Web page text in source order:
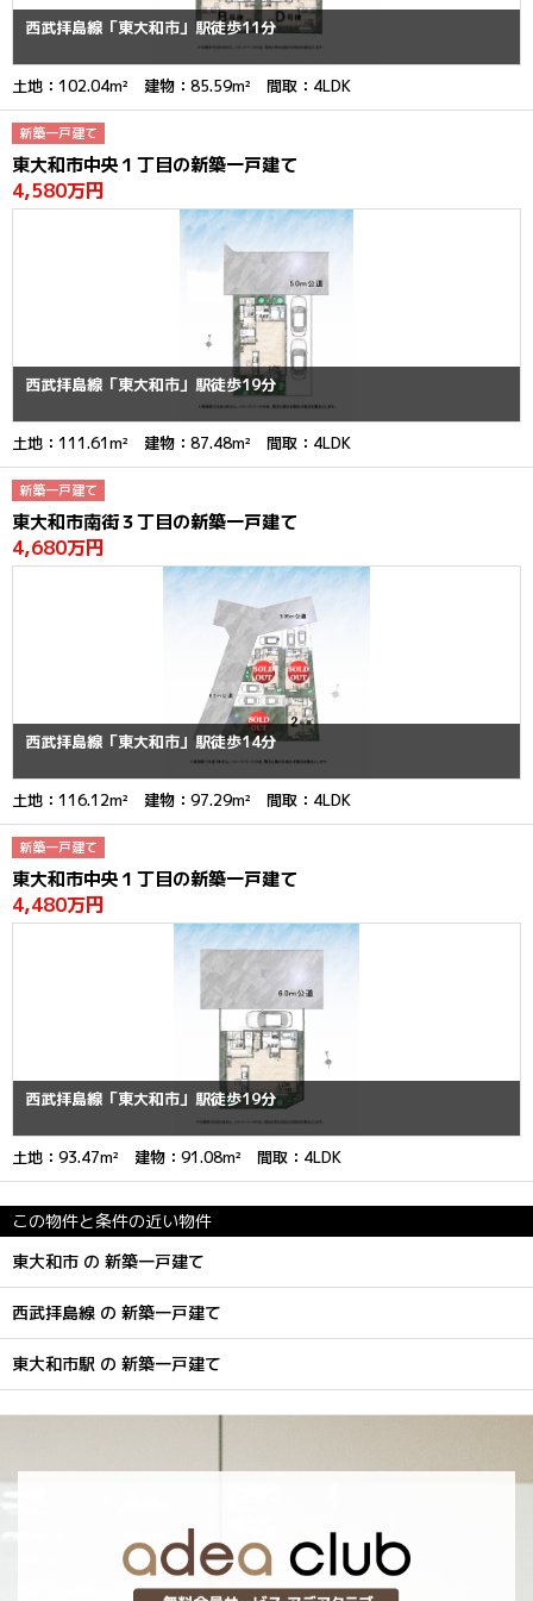
西武拝島線「東大和市」駅徒歩11分
土地：102.04m² 建物：85.59m² 間取：4LDK
新築一戸建て
東大和市中央１丁目の新築一戸建て
4,580万円
西武拝島線「東大和市」駅徒歩19分
土地：111.61m² 建物：87.48m² 間取：4LDK
新築一戸建て
東大和市南街３丁目の新築一戸建て
4,680万円
西武拝島線「東大和市」駅徒歩14分
土地：116.12m² 建物：97.29m² 間取：4LDK
新築一戸建て
東大和市中央１丁目の新築一戸建て
4,480万円
西武拝島線「東大和市」駅徒歩19分
土地：93.47m² 建物：91.08m² 間取：4LDK
この物件と条件の近い物件
東大和市 の 新築一戸建て
西武拝島線 の 新築一戸建て
東大和市駅 の 新築一戸建て